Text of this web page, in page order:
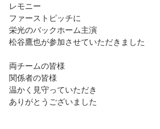
レモニー
ファーストピッチに
栄光のバックホーム主演
松谷鷹也が参加させていただきました
両チームの皆様
関係者の皆様
温かく見守っていただき
ありがとうございました